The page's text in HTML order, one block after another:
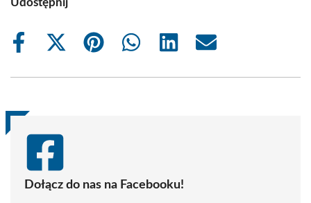
Udostępnij
Share
Share
(Twitter)
Share
Share
Share
Share
Dołącz do nas na Facebooku!